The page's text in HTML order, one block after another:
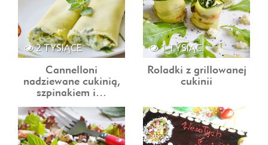
2 TYSIĄCE
Cannelloni
nadziewane cukinią,
szpinakiem i…
1 TYSIĄC
Roladki z grillowanej
cukinii